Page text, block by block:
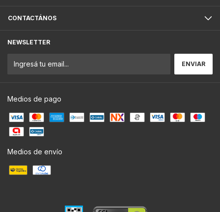
CONTACTÁNOS
NEWSLETTER
Medios de pago
Medios de envío